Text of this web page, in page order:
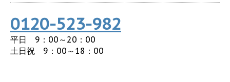
0120-523-982
平日 9：00～20：00
土日祝 9：00～18：00